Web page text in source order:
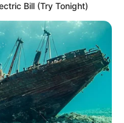
Bill (Try Tonight)